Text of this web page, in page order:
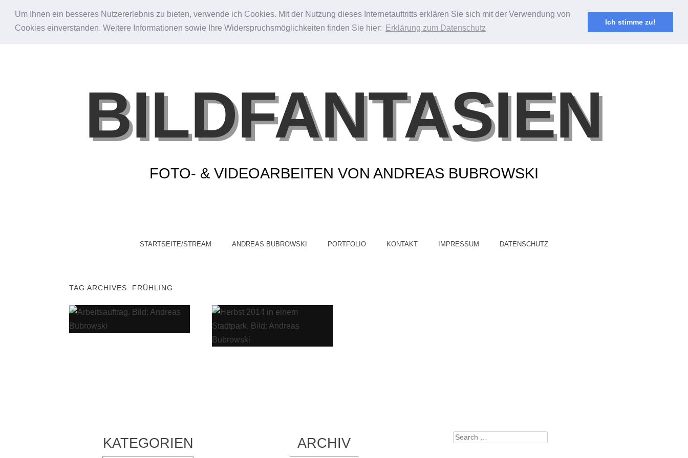
Um Ihnen ein besseres Nutzererlebnis zu bieten, verwende ich Cookies. Mit der Nutzung dieses Internetauftritts erklären Sie sich mit der Verwendung von
Cookies einverstanden. Weitere Informationen sowie Ihre Widerspruchsmöglichkeiten finden Sie hier:
Erklärung zum Datenschutz
Ich stimme zu!
BILDFANTASIEN
FOTO- & VIDEOARBEITEN VON ANDREAS BUBROWSKI
SKIP TO CONTENTSTARTSEITE/STREAM ANDREAS BUBROWSKI PORTFOLIO KONTAKT IMPRESSUM DATENSCHUTZ
TAG ARCHIVES: FRÜHLING
KATEGORIEN ARCHIV Search